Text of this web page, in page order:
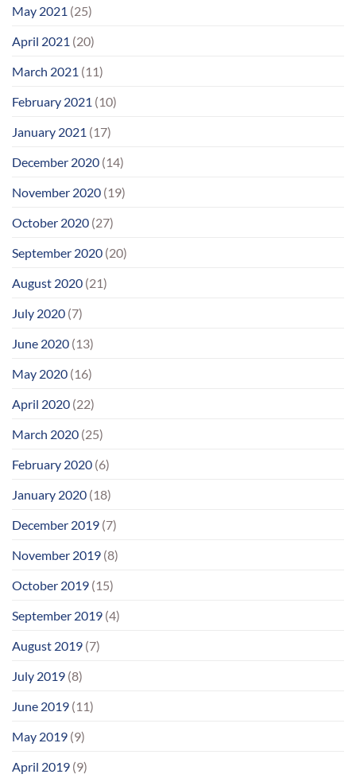
May 2021 (25)
April 2021 (20)
March 2021 (11)
February 2021 (10)
January 2021 (17)
December 2020 (14)
November 2020 (19)
October 2020 (27)
September 2020 (20)
August 2020 (21)
July 2020 (7)
June 2020 (13)
May 2020 (16)
April 2020 (22)
March 2020 (25)
February 2020 (6)
January 2020 (18)
December 2019 (7)
November 2019 (8)
October 2019 (15)
September 2019 (4)
August 2019 (7)
July 2019 (8)
June 2019 (11)
May 2019 (9)
April 2019 (9)